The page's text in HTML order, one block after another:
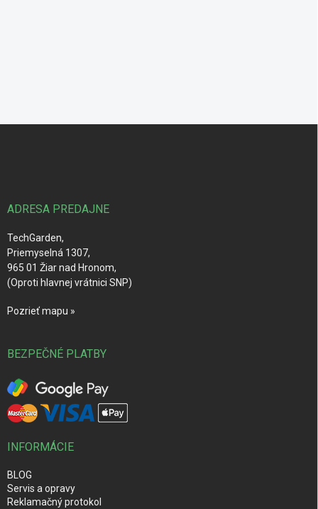
ADRESA PREDAJNE
TechGarden,
Priemyselná 1307,
965 01 Žiar nad Hronom,
(Oproti hlavnej vrátnici SNP)
Pozrieť mapu »
BEZPEČNÉ PLATBY
INFORMÁCIE
BLOG
Servis a opravy
Reklamačný protokol